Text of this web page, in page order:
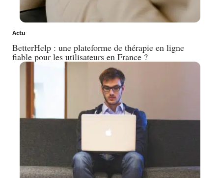
Actu
BetterHelp : une plateforme de thérapie en ligne
fiable pour les utilisateurs en France ?